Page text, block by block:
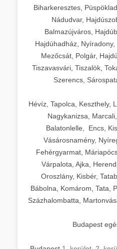
Biharkeresztes,
Nádudvar,
Balmazújváros,
Hajdúhadház,
Mezőcsát, Polgár,
Tiszavasvári, Tiszalök,
Szerencs,
Hévíz, Tapolca, Keszthely,
Nagykanizsa,
Balatonlelle, Encs,
Vásárosnamény,
Fehérgyarmat,
Várpalota, Ajka,
Oroszlány, Kisbér,
Bábolna, Komárom, Tata,
Százhalombatta,
Budapest